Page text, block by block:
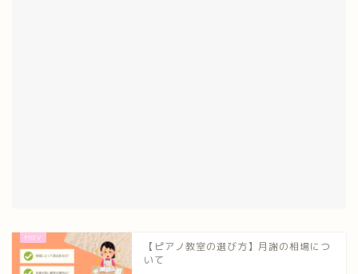
【ピアノ教室の選び方】月謝の相場につ
いて